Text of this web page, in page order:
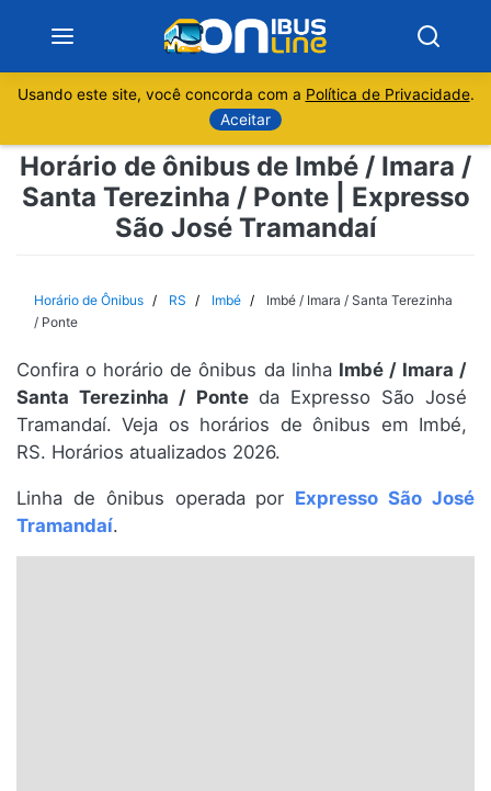
Sobre
Minas Gerais
Espírito Santo
Paraná
Santa Catarina
Usando este site, você concorda com a Política de Privacidade.
Aceitar
Horário de ônibus de Imbé / Imara /
Santa Terezinha / Ponte | Expresso
São José Tramandaí
Horário de Ônibus RS Imbé
Imbé / Imara / Santa Terezinha
/ Ponte
Confira o horário de ônibus da linha Imbé / Imara /
Santa Terezinha / Ponteda Expresso São José
Tramandaí. Veja os horários de ônibus em Imbé,
RS. Horários atualizados 2026.
Linha de ônibus operada por Expresso São José
Tramandaí.